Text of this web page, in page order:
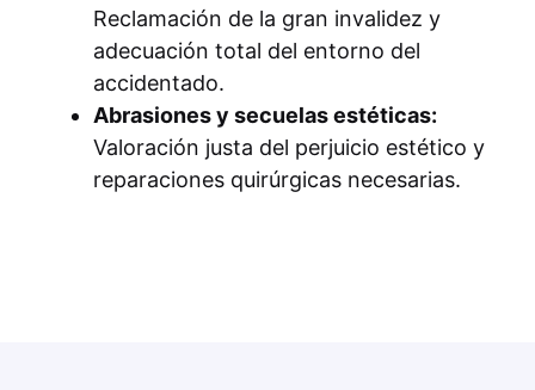
Reclamación de la gran invalidez y
adecuación total del entorno del
accidentado.
Abrasiones y secuelas estéticas:
Valoración justa del perjuicio estético y
reparaciones quirúrgicas necesarias.